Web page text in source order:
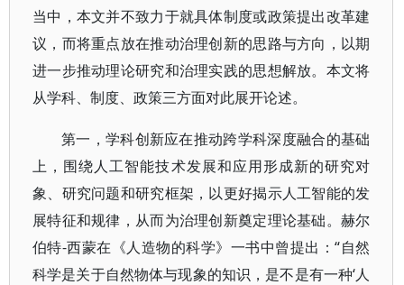
当中，本文并不致力于就具体制度或政策提出改革建
议，而将重点放在推动治理创新的思路与方向，以期
进一步推动理论研究和治理实践的思想解放。本文将
从学科、制度、政策三方面对此展开论述。
第一，学科创新应在推动跨学科深度融合的基础
上，围绕人工智能技术发展和应用形成新的研究对
象、研究问题和研究框架，以更好揭示人工智能的发
展特征和规律，从而为治理创新奠定理论基础。赫尔
伯特-西蒙在《人造物的科学》一书中曾提出：“自然
科学是关于自然物体与现象的知识，是不是有一种‘人